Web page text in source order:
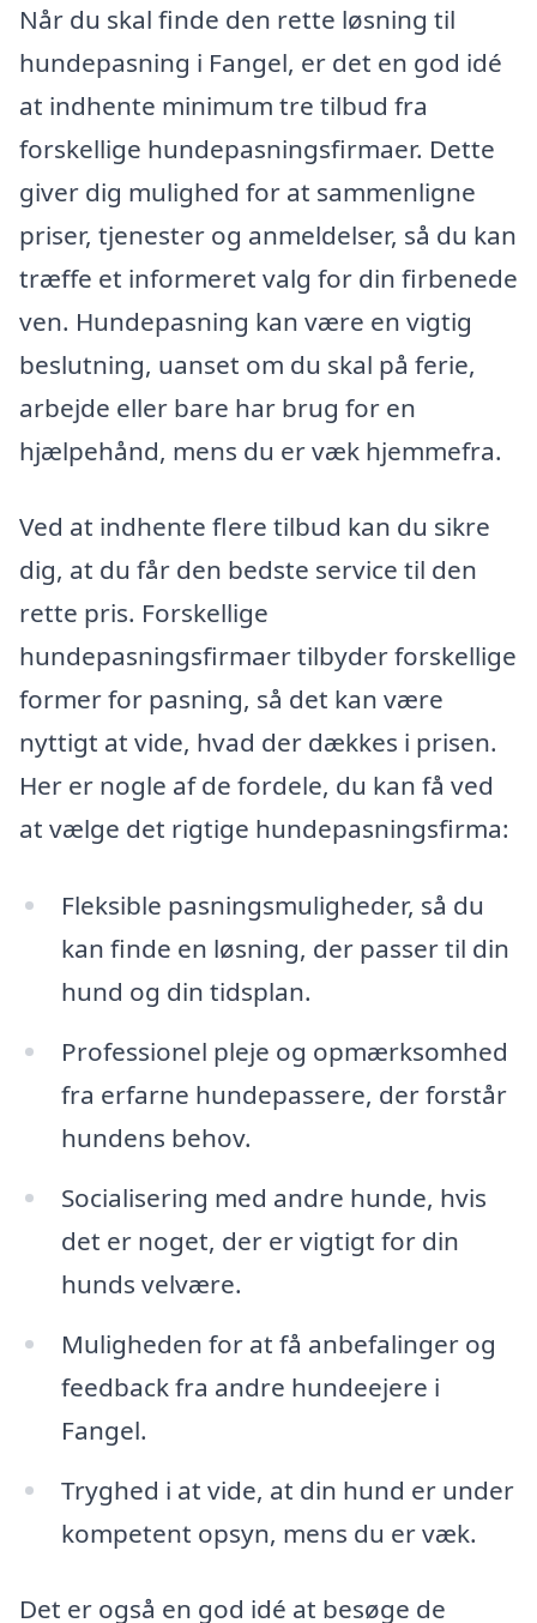
Når du skal finde den rette løsning til
hundepasning i Fangel, er det en god idé
at indhente minimum tre tilbud fra
forskellige hundepasningsfirmaer. Dette
giver dig mulighed for at sammenligne
priser, tjenester og anmeldelser, så du kan
træffe et informeret valg for din firbenede
ven. Hundepasning kan være en vigtig
beslutning, uanset om du skal på ferie,
arbejde eller bare har brug for en
hjælpehånd, mens du er væk hjemmefra.
Ved at indhente flere tilbud kan du sikre
dig, at du får den bedste service til den
rette pris. Forskellige
hundepasningsfirmaer tilbyder forskellige
former for pasning, så det kan være
nyttigt at vide, hvad der dækkes i prisen.
Her er nogle af de fordele, du kan få ved
at vælge det rigtige hundepasningsfirma:
Fleksible pasningsmuligheder, så du
kan finde en løsning, der passer til din
hund og din tidsplan.
Professionel pleje og opmærksomhed
fra erfarne hundepassere, der forstår
hundens behov.
Socialisering med andre hunde, hvis
det er noget, der er vigtigt for din
hunds velvære.
Muligheden for at få anbefalinger og
feedback fra andre hundeejere i
Fangel.
Tryghed i at vide, at din hund er under
kompetent opsyn, mens du er væk.
Det er også en god idé at besøge de